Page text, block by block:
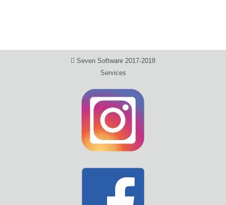
Seven Software 2017-2018
Services